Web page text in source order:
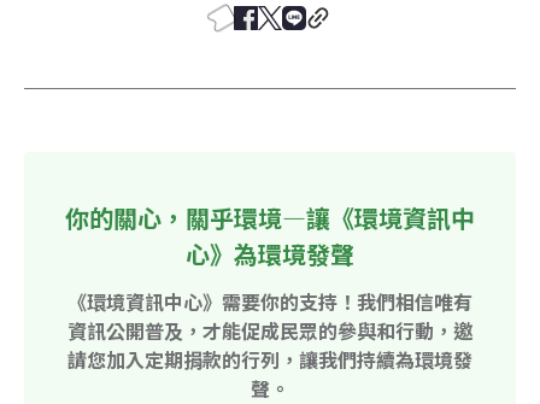
你的關心，關乎環境—讓《環境資訊中
心》為環境發聲
《環境資訊中心》需要你的支持！我們相信唯有
資訊公開普及，才能促成民眾的參與和行動，邀
請您加入定期捐款的行列，讓我們持續為環境發
聲。